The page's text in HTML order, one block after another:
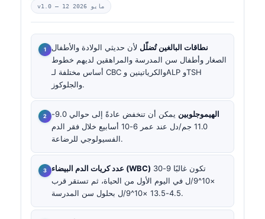
v1.0 — 12 مايو 2026
نطاقات البالغين تُضلّل لأن حديثي الولادة والأطفال
الصغار وأطفال سن المدرسة والمراهقين لديهم خطوط
أساس مختلفة لـ CBC والكرياتينين وALP وTSH
والجلوكوز.
الهيموجلوبين
يمكن أن تنخفض عادةً إلى حوالي 9.0-
11.0 جم/دل عند عمر 6-10 أسابيع خلال فقر الدم
الفسيولوجي للرضاعة.
عدد كريات الدم البيضاء (WBC)
×10^9/ل في اليوم الأول من الحياة، ثم تستقر قرب
4.5-13.5 ×10^9/ل بحلول سن المدرسة.